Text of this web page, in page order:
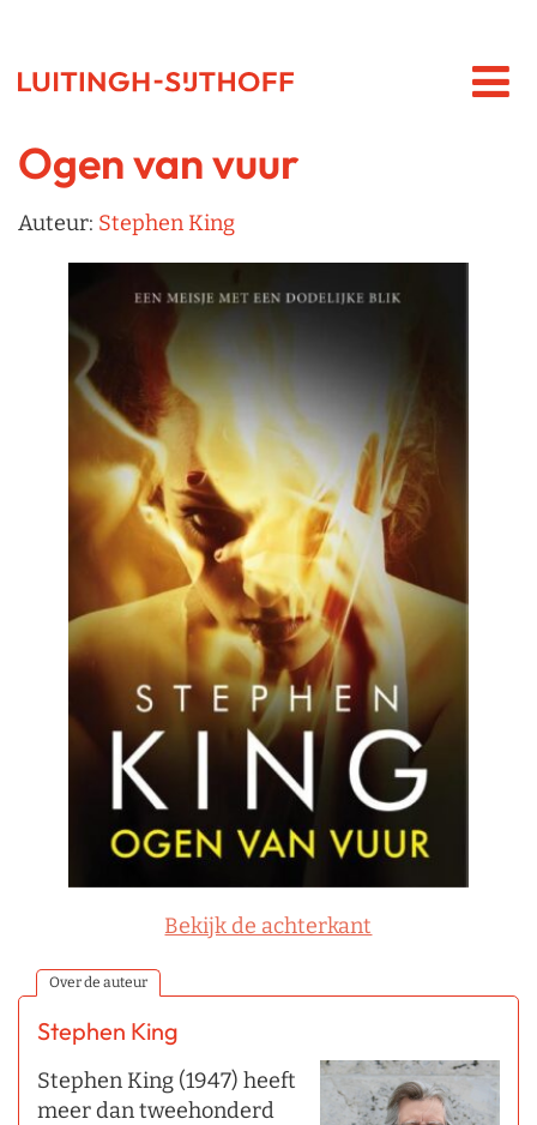
Ogen van vuur
Auteur: Stephen King
Bekijk de achterkant
Over de auteur
Stephen King
Stephen King (1947) heeft
meer dan tweehonderd